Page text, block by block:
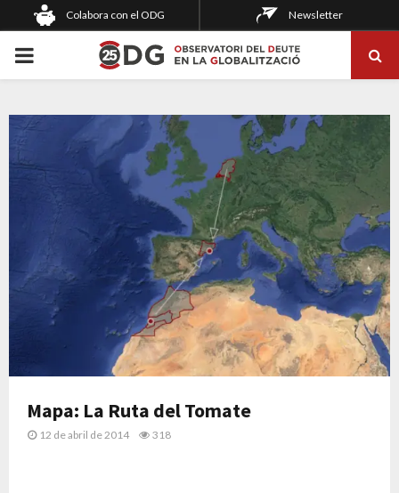
Colabora con el ODG Newsletter
PRIMARY
Mapa: La Ruta del Tomate
12 de abril de 2014 318